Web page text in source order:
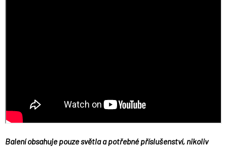
Balení obsahuje pouze světla a potřebné příslušenství, nikoliv